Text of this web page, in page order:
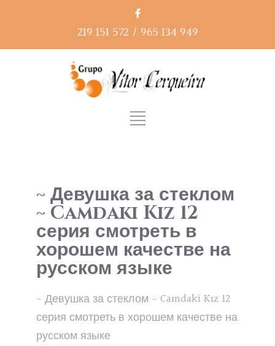
219 151 572 / 965 134 949
~ Девушка за стеклом
~ Camdaki Kız 12
серия смотреть в
хорошем качестве на
русском языке
~ Девушка за стеклом ~ Camdaki Kız 12
серия смотреть в хорошем качестве на
русском языке